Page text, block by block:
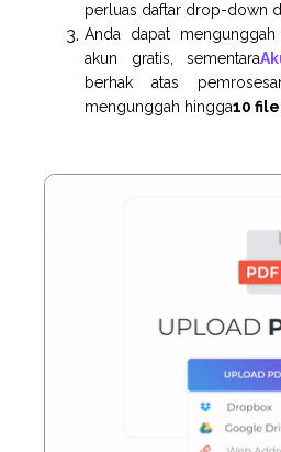
perluas daftar drop-down
Anda dapat
akun gratis, sementara
berhak atas
mengunggah hingga10